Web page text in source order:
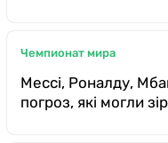
Чемпионат мира
Мессі, Роналду,
погроз, які могли